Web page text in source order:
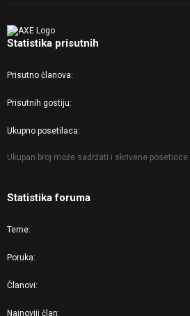
Statistika prisutnih
Prisutno članova
Prisutnih gostiju
Ukupno posetilaca
Ukupan broj može sadržati i skrivene posetioce.
Statistika foruma
Teme
Poruka
Članovi
Najnoviji član